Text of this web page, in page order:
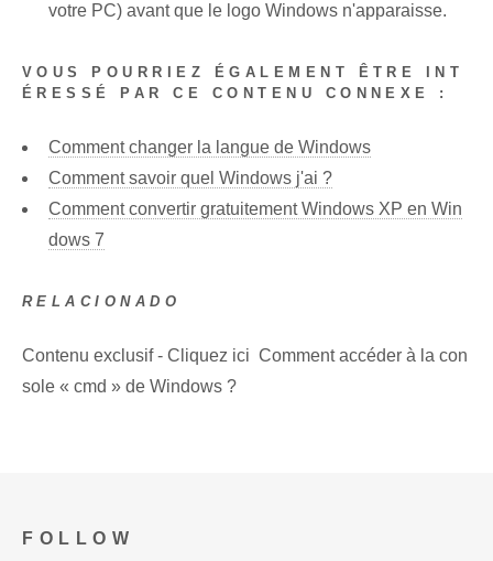
votre PC) avant que le logo Windows n'apparaisse.
VOUS POURRIEZ ÉGALEMENT ÊTRE INT
ÉRESSÉ PAR CE CONTENU CONNEXE :
Comment changer la langue de Windows
Comment savoir quel Windows j'ai ?
Comment convertir gratuitement Windows XP en Win
dows 7
RELACIONADO
Contenu exclusif - Cliquez ici Comment accéder à la con
sole « cmd » de Windows ?
FOLLOW